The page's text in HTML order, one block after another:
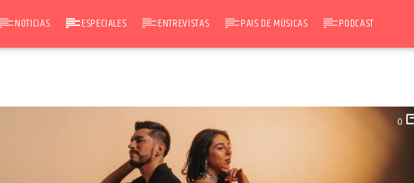
NOTICIAS ESPECIALES ENTREVISTAS PAIS DE MÚSICAS PODCAST
0